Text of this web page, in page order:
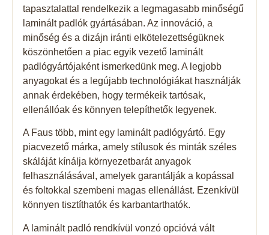
tapasztalattal rendelkezik a legmagasabb minőségű
laminált padlók gyártásában. Az innováció, a
minőség és a dizájn iránti elkötelezettségüknek
köszönhetően a piac egyik vezető laminált
padlógyártójaként ismerkedünk meg. A legjobb
anyagokat és a legújabb technológiákat használják
annak érdekében, hogy termékeik tartósak,
ellenállóak és könnyen telepíthetők legyenek.
A Faus több, mint egy laminált padlógyártó. Egy
piacvezető márka, amely stílusok és minták széles
skáláját kínálja környezetbarát anyagok
felhasználásával, amelyek garantálják a kopással
és foltokkal szembeni magas ellenállást. Ezenkívül
könnyen tisztíthatók és karbantarthatók.
A laminált padló rendkívül vonzó opcióvá vált